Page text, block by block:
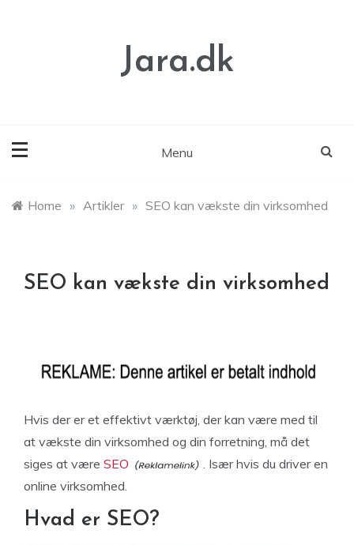
Jara.dk
Menu
Home » Artikler » SEO kan vækste din virksomhed
SEO kan vækste din virksomhed
Hvis der er et effektivt værktøj, der kan være med til
at vækste din virksomhed og din forretning, må det
siges at være SEO
. Især hvis du driver en
online virksomhed.
Hvad er SEO?